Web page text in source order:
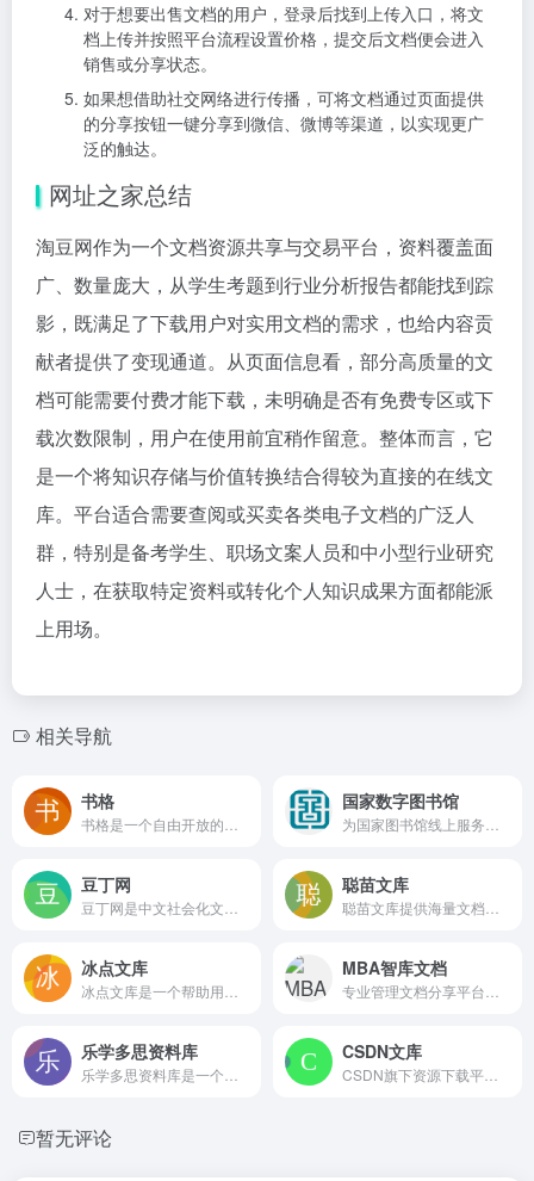
对于想要出售文档的用户，登录后找到上传入口，将文
档上传并按照平台流程设置价格，提交后文档便会进入
销售或分享状态。
如果想借助社交网络进行传播，可将文档通过页面提供
的分享按钮一键分享到微信、微博等渠道，以实现更广
泛的触达。
网址之家总结
淘豆网作为一个文档资源共享与交易平台，资料覆盖面
广、数量庞大，从学生考题到行业分析报告都能找到踪
影，既满足了下载用户对实用文档的需求，也给内容贡
献者提供了变现通道。从页面信息看，部分高质量的文
档可能需要付费才能下载，未明确是否有免费专区或下
载次数限制，用户在使用前宜稍作留意。整体而言，它
是一个将知识存储与价值转换结合得较为直接的在线文
库。平台适合需要查阅或买卖各类电子文档的广泛人
群，特别是备考学生、职场文案人员和中小型行业研究
人士，在获取特定资料或转化个人知识成果方面都能派
上用场。
相关导航
书格 国家数字图书馆
豆丁网 聪苗文库
冰点文库 MBA智库文档
乐学多思资料库 CSDN文库
暂无评论